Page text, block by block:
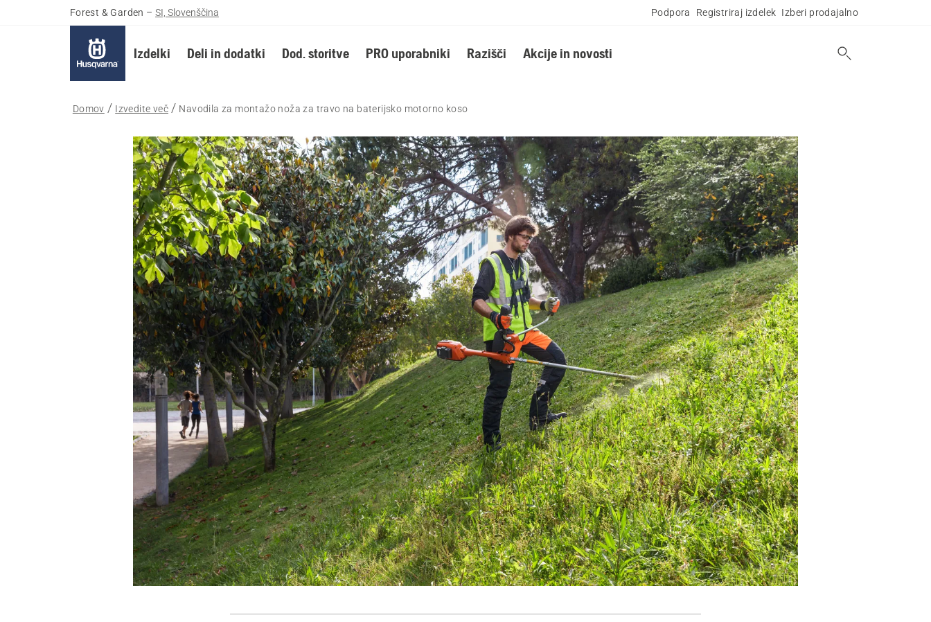
Forest & Garden – SI, Slovenščina Podpora Registriraj izdelek Izberi prodajalno
Izdelki Deli in dodatki Dod. storitve PRO uporabniki Razišči Akcije in novosti
Domov Izvedite več Navodila za montažo noža za travo na baterijsko motorno koso